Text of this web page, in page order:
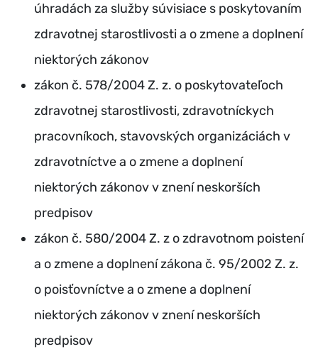
úhradách za služby súvisiace s poskytovaním
zdravotnej starostlivosti a o zmene a doplnení
niektorých zákonov
zákon č. 578/2004 Z. z. o poskytovateľoch
zdravotnej starostlivosti, zdravotníckych
pracovníkoch, stavovských organizáciách v
zdravotníctve a o zmene a doplnení
niektorých zákonov v znení neskorších
predpisov
zákon č. 580/2004 Z. z o zdravotnom poistení
a o zmene a doplnení zákona č. 95/2002 Z. z.
o poisťovníctve a o zmene a doplnení
niektorých zákonov v znení neskorších
predpisov